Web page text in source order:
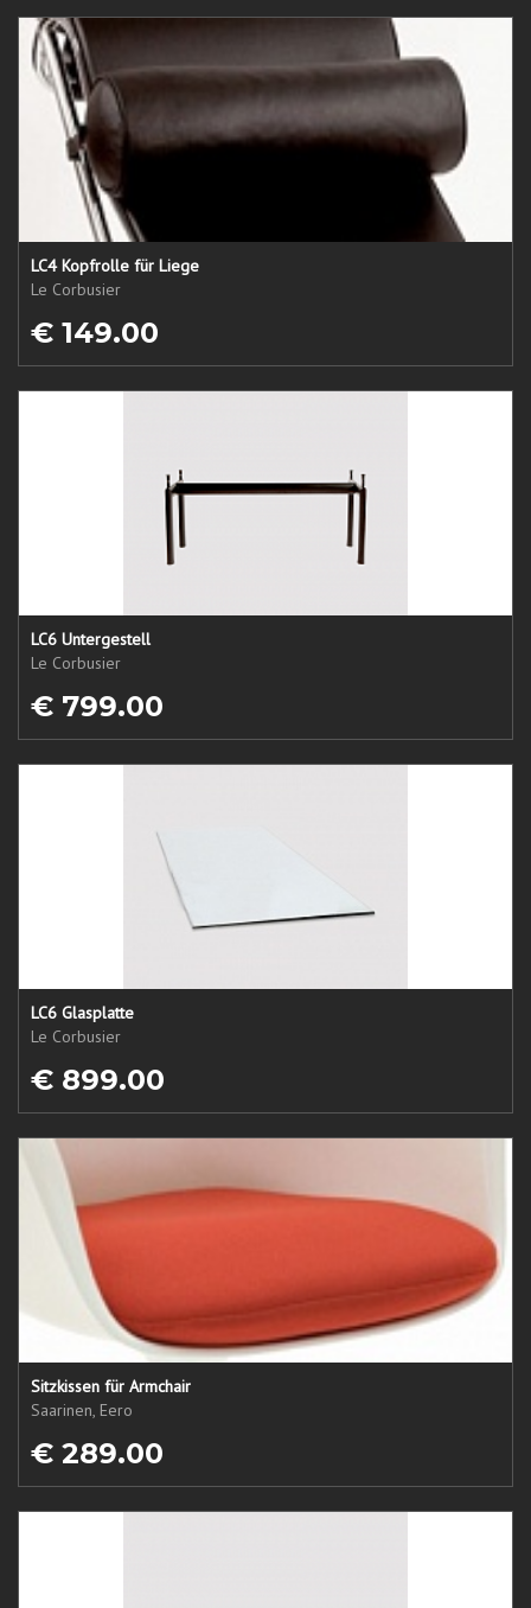
LC4 Kopfrolle für Liege
Le Corbusier
€ 149.00
LC6 Untergestell
Le Corbusier
€ 799.00
LC6 Glasplatte
Le Corbusier
€ 899.00
Sitzkissen für Armchair
Saarinen, Eero
€ 289.00